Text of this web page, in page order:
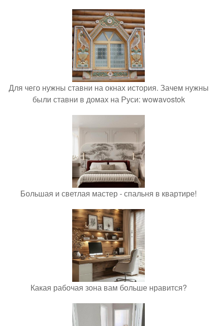
Для чего нужны ставни на окнах история. Зачем нужны
были ставни в домах на Руси: wowavostok
Большая и светлая мастер - спальня в квартире!
Какая рабочая зона вам больше нравится?